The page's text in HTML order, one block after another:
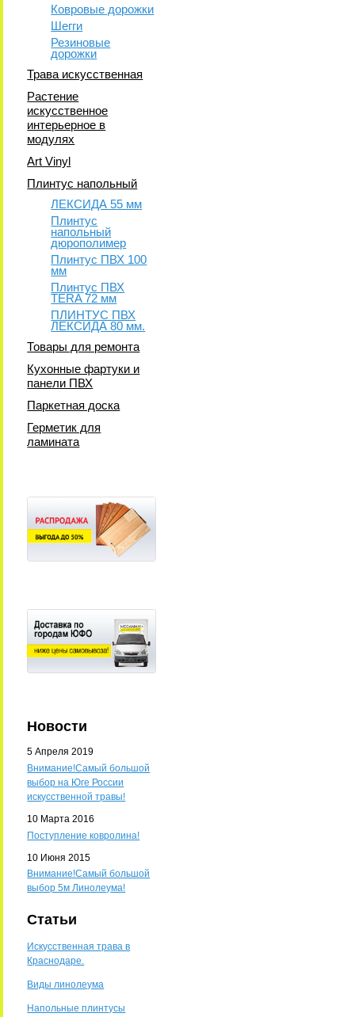
Ковровые дорожки
Шегги
Резиновые
дорожки
Трава искусственная
Растение
искусственное
интерьерное в
модулях
Art Vinyl
Плинтус напольный
ЛЕКСИДА 55 мм
Плинтус
напольный
дюрополимер
Плинтус ПВХ 100
мм
Плинтус ПВХ
TERA 72 мм
ПЛИНТУС ПВХ
ЛЕКСИДА 80 мм.
Товары для ремонта
Кухонные фартуки и
панели ПВХ
Паркетная доска
Герметик для
ламината
Новости
5 Апреля 2019
Внимание!Самый большой
выбор на Юге России
искусственной травы!
10 Марта 2016
Поступление ковролина!
10 Июня 2015
Внимание!Самый большой
выбор 5м Линолеума!
Статьи
Искусственная трава в
Краснодаре.
Виды линолеума
Напольные плинтусы